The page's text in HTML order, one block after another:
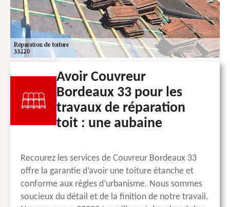
Avoir Couvreur
Bordeaux 33 pour les
travaux de réparation
toit : une aubaine
Recourez les services de Couvreur Bordeaux 33
offre la garantie d’avoir une toiture étanche et
conforme aux règles d’urbanisme. Nous sommes
soucieux du détail et de la finition de notre travail.